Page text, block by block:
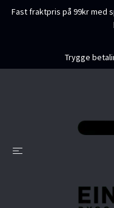
Fast fraktpris på 99kr med
Trygge